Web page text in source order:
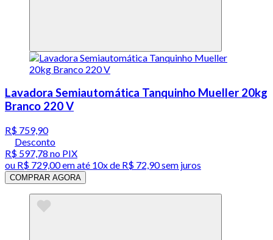
Lavadora Semiautomática Tanquinho Mueller 20kg
Branco 220 V
R$ 759,90
Desconto
R$ 597,78 no PIX
ou R$ 729,00em até 10x de R$ 72,90 sem juros
COMPRAR AGORA